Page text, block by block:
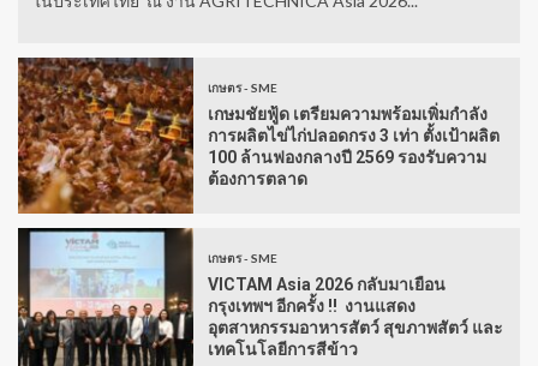
เกษตร - SME
เกษมชัยฟู้ด เตรียมความพร้อมเพิ่มกำลัง
การผลิตไข่ไก่ปลอดกรง 3 เท่า ตั้งเป้าผลิต
100 ล้านฟองกลางปี 2569 รองรับความ
ต้องการตลาด
เกษตร - SME
VICTAM Asia 2026 กลับมาเยือน
กรุงเทพฯ อีกครั้ง !! งานแสดง
อุตสาหกรรมอาหารสัตว์ สุขภาพสัตว์ และ
เทคโนโลยีการสีข้าว